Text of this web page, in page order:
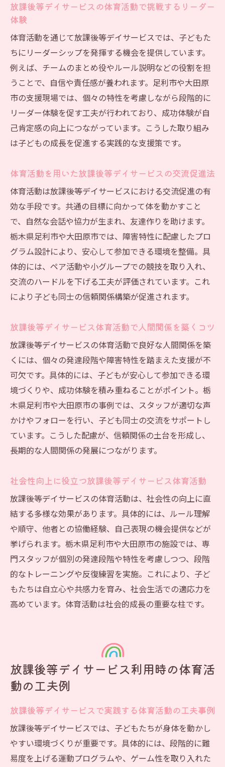
放課後等デイサービスの体育活動で挑戦するリーダー
体験
体育活動を通じて放課後等デイサービスでは、子どもた
ちにリーダーシップを発揮する機会を提供しています。
例えば、チームのまとめ役やルール説明などの役割を担
うことで、自信や責任感が養われます。足利市や大田原
市の支援現場では、個々の特性を考慮しながら段階的に
リーダー体験を促す工夫が行われており、成功体験が自
己肯定感の向上につながっています。こうした取り組み
は子どもの成長を促進する実践的な支援策です。
体育活動を用いた放課後等デイサービスの交流促進法
体育活動は放課後等デイサービスにおける交流促進の有
効な手段です。共通の目標に向かって体を動かすこと
で、自然な会話や協力が生まれ、友達作りを助けます。
栃木県足利市や大田原市では、障害特性に配慮したプロ
グラム設計により、安心して参加できる環境を整備。具
体的には、ペア活動や小グループでの競技を取り入れ、
交流のハードルを下げる工夫が評価されています。これ
により子ども同士の信頼関係構築が促進されます。
放課後等デイサービス体育活動で人間関係を築くコツ
放課後等デイサービスの体育活動で良好な人間関係を築
くには、個々の発達段階や障害特性を踏まえた支援が不
可欠です。具体的には、子どもが安心して参加できる環
境づくりや、成功体験を積み重ねることがポイント。栃
木県足利市や大田原市の事例では、スタッフが適切な声
かけやフォローを行い、子ども同士の交流をサポートし
ています。こうした配慮が、信頼関係の土台を形成し、
長期的な人間関係の発展につながります。
社会性向上に役立つ放課後等デイサービス体育活動
放課後等デイサービスの体育活動は、社会性の向上に直
結する多様な効果があります。具体的には、ルール理解
や順守、他者との協働経験、自己表現の機会提供などが
挙げられます。栃木県足利市や大田原市の施設では、専
門スタッフが個別の発達段階や特性を考慮しつつ、段階
的なトレーニングや反復練習を実施。これにより、子ど
もたちは自立心や共感力を育み、社会生活での適応力を
高めています。体育活動は社会的成長の重要な柱です。
放課後等デイサービス利用時の体育活
動の工夫例
放課後等デイサービスで実践する体育活動の工夫事例
放課後等デイサービスでは、子どもたちが身体を動かし
やすい環境づくりが重要です。具体的には、段階的に難
易度を上げる運動プログラムや、ゲーム性を取り入れた